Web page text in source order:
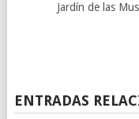
Jardín de las
ENTRADAS